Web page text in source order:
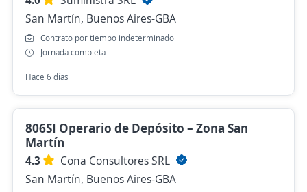
San Martín, Buenos Aires-GBA
Contrato por tiempo indeterminado
Jornada completa
Hace 6 días
806SI Operario de Depósito – Zona San
Martín
4.3
Cona Consultores SRL
San Martín, Buenos Aires-GBA